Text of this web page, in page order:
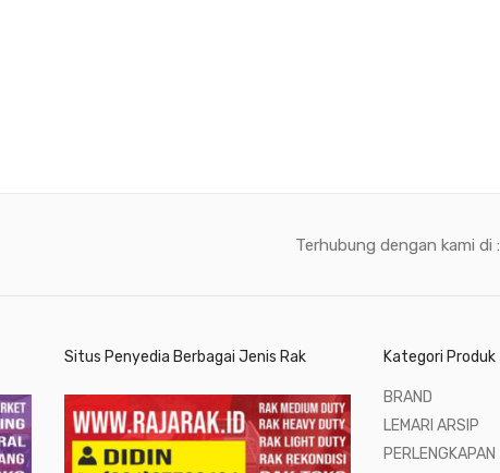
Terhubung dengan kami di :
Situs Penyedia Berbagai Jenis Rak Kategori Produk
BRAND
LEMARI ARSIP
PERLENGKAPAN